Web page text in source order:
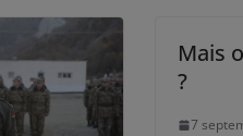
Mais
?
7